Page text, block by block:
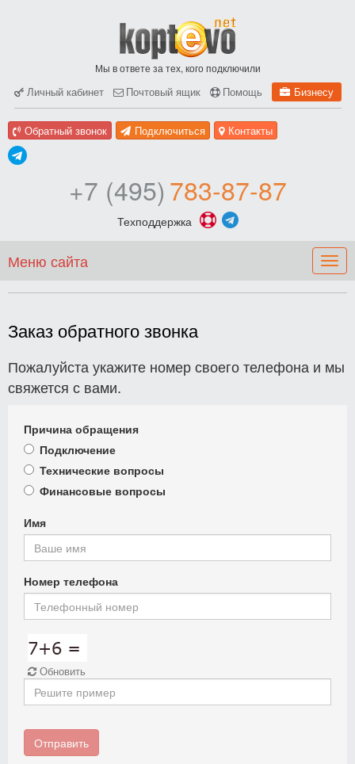
Мы в ответе за тех, кого подключили
Личный кабинет Почтовый ящик Помощь Бизнесу
Обратный звонок Подключиться Контакты
+7 (495)783-87-87
Техподдержка
Меню сайта
Заказ обратного звонка
Пожалуйста укажите номер своего телефона и мы
свяжется с вами.
Причина обращения
Подключение
Технические вопросы
Финансовые вопросы
Имя
Номер телефона
Обновить
Отправить